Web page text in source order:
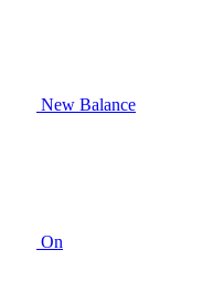
New Balance
On